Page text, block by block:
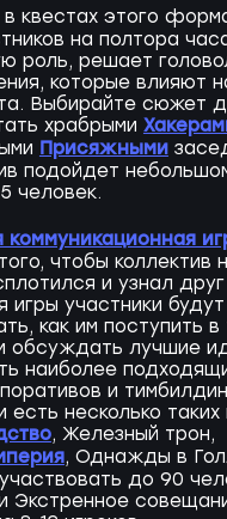
квестах этого
на полтора
роль, решает
которые влияют
Выбирайте сюжет
храбрыми
Присяжными
подойдет
человек.
коммуникационная
чтобы коллектив
и узнал
участники будут
как им поступить в
обсуждать лучшие
наиболее
и
несколько таких
, Железный трон,
, Однажды в
до 90
Экстренное